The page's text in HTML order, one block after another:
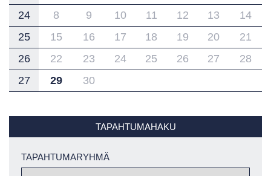
24
8 9 10 11 12 13
14
25
15 16 17 18 19 20
21
26
22 23 24 25 26 27
28
27
29 30
TAPAHTUMAHAKU
TAPAHTUMARYHMÄ